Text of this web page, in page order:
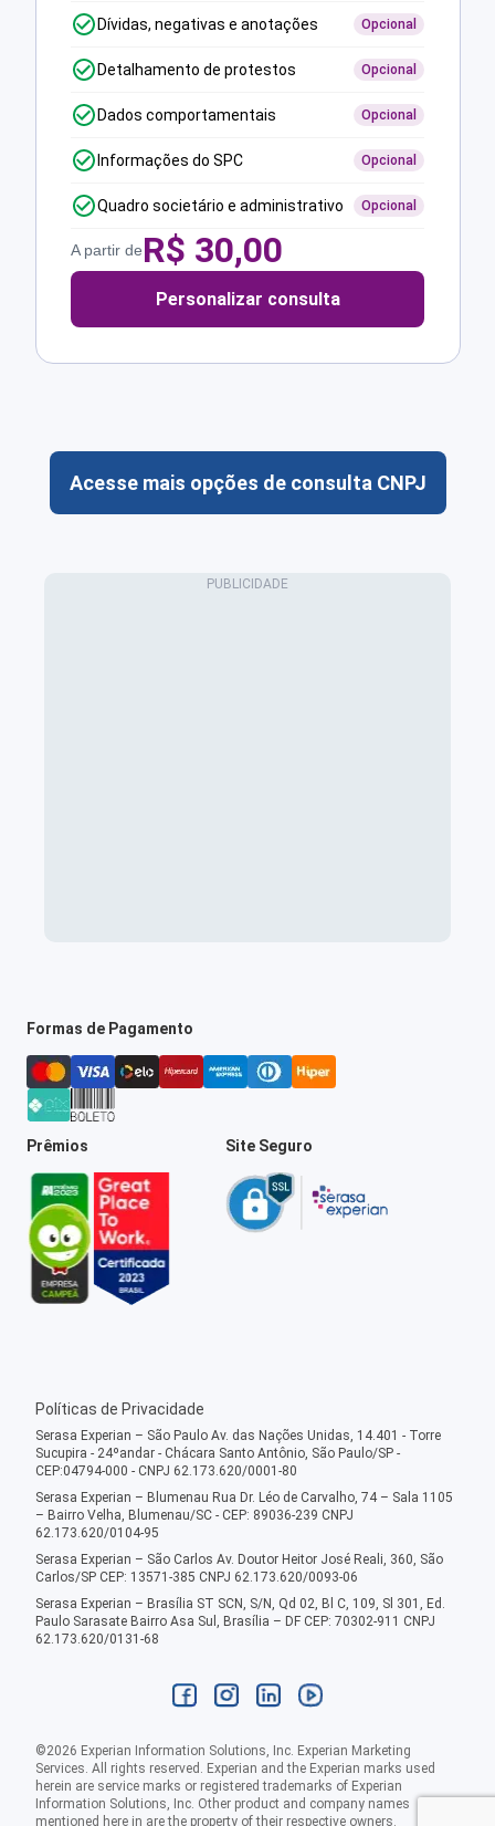
Dívidas, negativas e anotações Opcional
Detalhamento de protestos Opcional
Dados comportamentais Opcional
Informações do SPC Opcional
Quadro societário e administrativo Opcional
A partir deR$ 30,00
Personalizar consulta
Acesse mais opções de consulta CNPJ
Formas de Pagamento
Prêmios Site Seguro
Políticas de Privacidade
Serasa Experian – São Paulo Av. das Nações Unidas, 14.401 - Torre
Sucupira - 24ºandar - Chácara Santo Antônio, São Paulo/SP -
CEP:04794-000 - CNPJ 62.173.620/0001-80
Serasa Experian – Blumenau Rua Dr. Léo de Carvalho, 74 – Sala 1105
– Bairro Velha, Blumenau/SC - CEP: 89036-239 CNPJ
62.173.620/0104-95
Serasa Experian – São Carlos Av. Doutor Heitor José Reali, 360, São
Carlos/SP CEP: 13571-385 CNPJ 62.173.620/0093-06
Serasa Experian – Brasília ST SCN, S/N, Qd 02, Bl C, 109, Sl 301, Ed.
Paulo Sarasate Bairro Asa Sul, Brasília – DF CEP: 70302-911 CNPJ
62.173.620/0131-68
©2026 Experian Information Solutions, Inc. Experian Marketing
Services. All rights reserved. Experian and the Experian marks used
herein are service marks or registered trademarks of Experian
Information Solutions, Inc. Other product and company names
mentioned here in are the property of their respective owners.